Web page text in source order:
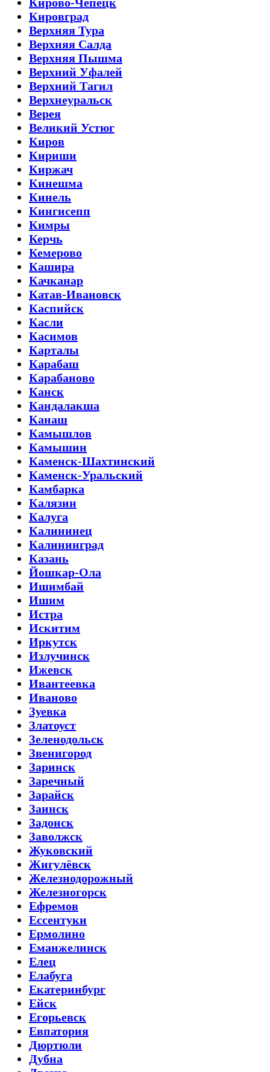
Кировград
Верхняя Тура
Верхняя Салда
Верхняя Пышма
Верхний Уфалей
Верхний Тагил
Верхнеуральск
Верея
Великий Устюг
Киров
Кириши
Киржач
Кинешма
Кинель
Кингисепп
Кимры
Керчь
Кемерово
Кашира
Качканар
Катав-Ивановск
Каспийск
Касли
Касимов
Карталы
Карабаш
Карабаново
Канск
Кандалакша
Канаш
Камышлов
Камышин
Каменск-Шахтинский
Каменск-Уральский
Камбарка
Калязин
Калуга
Калининец
Калининград
Казань
Йошкар-Ола
Ишимбай
Ишим
Истра
Искитим
Иркутск
Излучинск
Ижевск
Ивантеевка
Иваново
Зуевка
Златоуст
Зеленодольск
Звенигород
Заринск
Заречный
Зарайск
Заинск
Задонск
Заволжск
Жуковский
Жигулёвск
Железнодорожный
Железногорск
Ефремов
Ессентуки
Ермолино
Еманжелинск
Елец
Елабуга
Екатеринбург
Ейск
Егорьевск
Евпатория
Дюртюли
Дубна